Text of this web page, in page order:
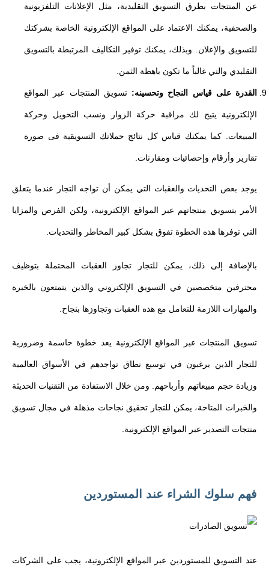
عن المنتجات بطرق التسويق التقليدية، مثل الإعلانات التلفزيونية
والصحفية، يمكنك الاعتماد على المواقع الإلكترونية الخاصة بشركتك
للتسويق والإعلان. وبذلك، يمكنك توفير التكاليف المرتبطة بالتسويق
التقليدي والتي غالباً ما تكون باهظة الثمن.
القدرة على قياس النجاح وتحسينه:تسويق المنتجات عبر المواقع
الإلكترونية يتيح لك مراقبة حركة الزوار ونسب التحويل وحركة
المبيعات. كما يمكنك قياس كل نتائج حملاتك التسويقية فى صورة
تقارير وأرقام وإحصائيات ومقارنات.
يوجد بعض التحديات والعقبات التي يمكن أن تواجه التجار عندما يتعلق
الأمر بتسويق منتجاتهم عبر المواقع الإلكترونية، ولكن الفرص والمزايا
التي توفرها هذه الخطوة تفوق بشكل كبير المخاطر والتحديات.
بالإضافة إلى ذلك، يمكن للتجار تجاوز العقبات المحتملة بتوظيف
محترفين متخصصين في التسويق الإلكتروني والذين يتمتعون بالخبرة
والمهارات اللازمة للتعامل مع هذه العقبات وتجاوزها بنجاح.
تسويق المنتجات عبر المواقع الإلكترونية يعد خطوة حاسمة وضرورية
للتجار الذين يرغبون في توسيع نطاق تواجدهم في الأسواق العالمية
وزيادة حجم مبيعاتهم وأرباحهم. ومن خلال الاستفادة من التقنيات الحديثة
والخبرات المتاحة، يمكن للتجار تحقيق نجاحات مذهلة في مجال تسويق
منتجات التصدير عبر المواقع الإلكترونية.
فهم سلوك الشراء عند المستوردين
عند التسويق للمستوردين عبر المواقع الإلكترونية، يجب على الشركات